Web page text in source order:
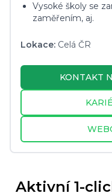
Vysoké školy se
zaměřením, aj.
Lokace: Celá ČR
KONTAKT
Aktivní 1-